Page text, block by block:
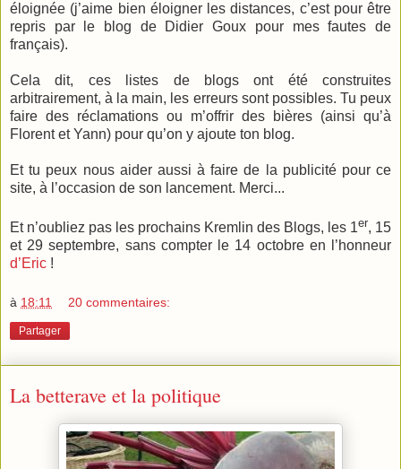
éloignée (j’aime bien éloigner les distances, c’est pour être
repris par le blog de Didier Goux pour mes fautes de
français).
Cela dit, ces listes de blogs ont été construites
arbitrairement, à la main, les erreurs sont possibles. Tu peux
faire des réclamations ou m’offrir des bières (ainsi qu’à
Florent et Yann) pour qu’on y ajoute ton blog.
Et tu peux nous aider aussi à faire de la publicité pour ce
site, à l’occasion de son lancement. Merci...
Et n’oubliez pas les prochains Kremlin des Blogs, les 1er, 15
et 29 septembre, sans compter le 14 octobre en l’honneur
d’Eric !
à 18:11 20 commentaires:
Partager
La betterave et la politique